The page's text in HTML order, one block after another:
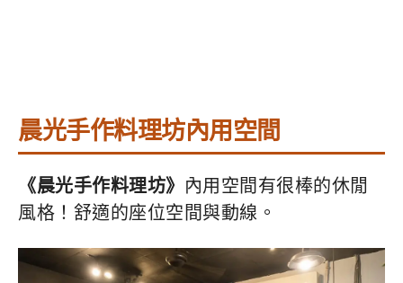
晨光手作料理坊內用空間
《晨光手作料理坊》 內用空間有很棒的休閒
風格！舒適的座位空間與動線。